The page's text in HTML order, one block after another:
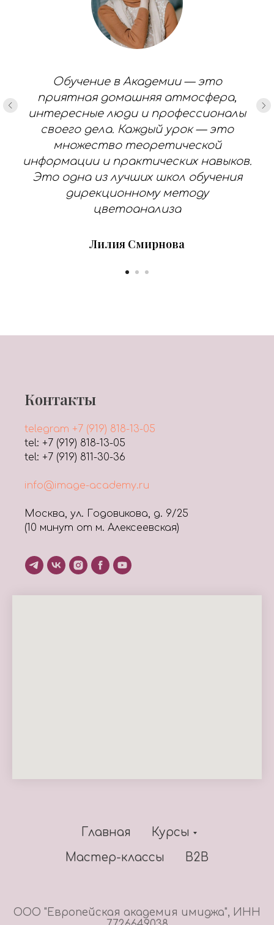
Обучение в Академии — это
приятная домашняя атмосфера,
интересные люди и профессионалы
своего дела. Каждый урок — это
множество теоретической
информации и практических навыков.
Это одна из лучших школ обучения
дирекционному методу
цветоанализа
Лилия Смирнова
Контакты
telegram +7 (919) 818-13-05
tel: +7 (919) 818-13-05
tel: +7 (919) 811-30-36
info@image-academy.ru
Москва, ул. Годовикова, д. 9/25
(10 минут от м. Алексеевская)
Главная
Курсы
Мастер-классы
В2В
ООО "Европейская академия имиджа", ИНН